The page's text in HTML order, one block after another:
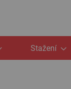
Stažení